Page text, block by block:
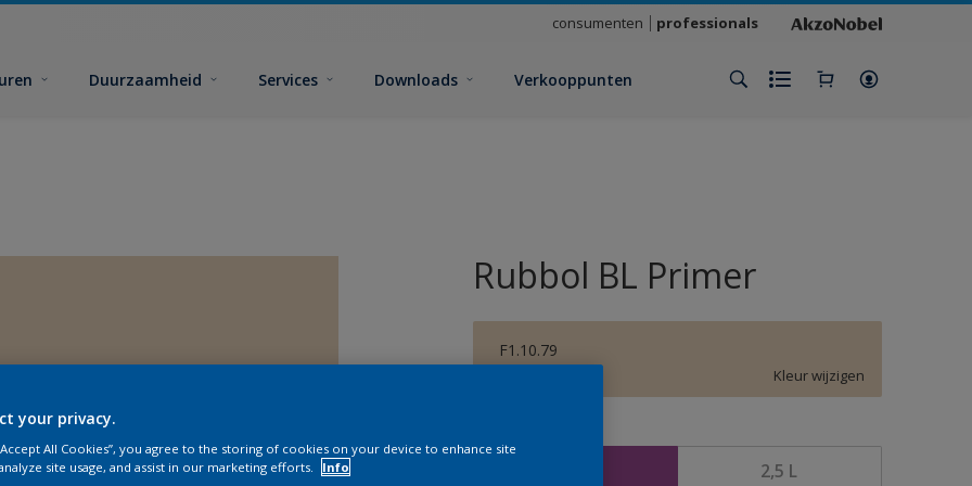
consumenten professionals
Duurzaamheid Services Downloads Verkooppunten
Rubbol BL Primer
F1.10.79
Kleur wijzigen
2,5 L
your privacy.
All Cookies”, you agree to the storing of cookies on your device to enhance site
site usage, and assist in our marketing efforts.
Info